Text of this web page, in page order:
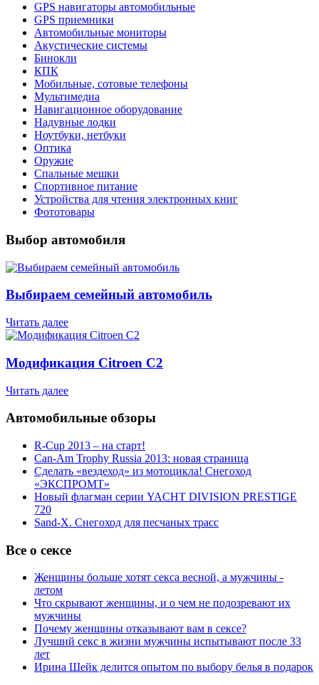
GPS навигаторы автомобильные
GPS приемники
Автомобильные мониторы
Акустические системы
Бинокли
КПК
Мобильные, сотовые телефоны
Мультимедиа
Навигационное оборудование
Надувные лодки
Ноутбуки, нетбуки
Оптика
Оружие
Спальные мешки
Спортивное питание
Устройства для чтения электронных книг
Фототовары
Выбор автомобиля
Выбираем семейный автомобиль
Читать далее
Модификация Citroen С2
Читать далее
Автомобильные обзоры
R-Cup 2013 – на старт!
Can-Am Trophy Russia 2013: новая страница
Сделать «вездеход» из мотоцикла! Снегоход
«ЭКСПРОМТ»
Новый флагман серии YACHT DIVISION PRESTIGE
720
Sand-X. Снегоход для песчаных трасс
Все о сексе
Женщины больше хотят секса весной, а мужчины -
летом
Что скрывают женщины, и о чем не подозревают их
мужчины
Почему женщины отказывают вам в сексе?
Лучший секс в жизни мужчины испытывают после 33
лет
Ирина Шейк делится опытом по выбору белья в подарок